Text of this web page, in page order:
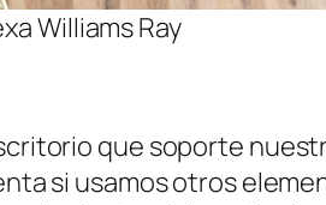
Williams Ray
que soporte
si usamos otros